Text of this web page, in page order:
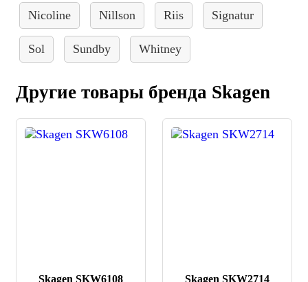
Nicoline Nillson Riis Signatur
Sol Sundby Whitney
Другие товары бренда Skagen
Skagen SKW6108 Skagen SKW2714